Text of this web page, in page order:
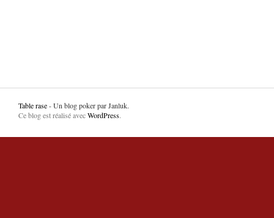
Table rase- Un blog poker par Janluk.
Ce blog est réalisé avecWordPress.